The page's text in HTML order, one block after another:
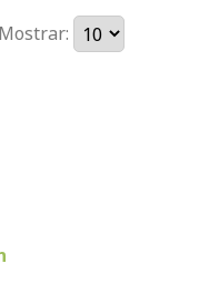
Mostrar: